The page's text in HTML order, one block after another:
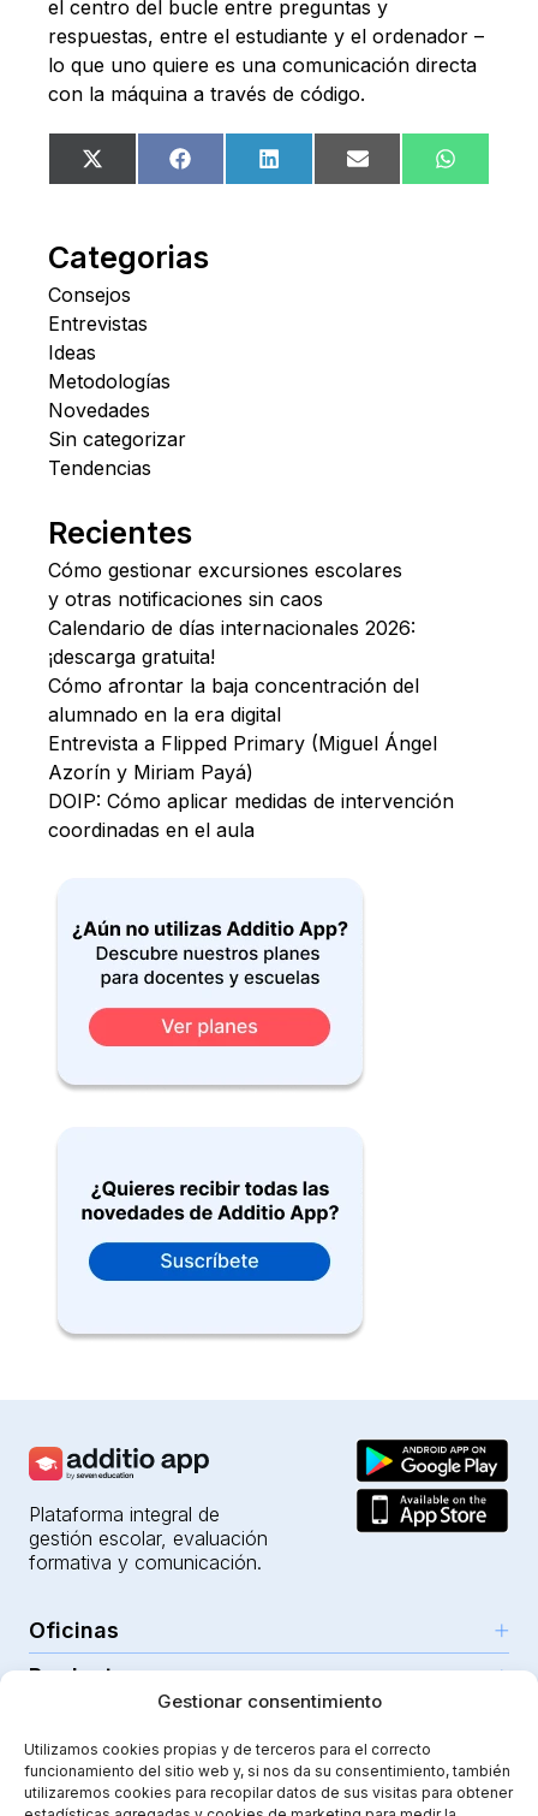
Gestionar consentimiento
Utilizamos cookies propias y de terceros para el correcto
funcionamiento del sitio web y, si nos da su consentimiento, también
utilizaremos cookies para recopilar datos de sus visitas para obtener
el centro del bucle entre preguntas y
respuestas, entre el estudiante y el ordenador –
lo que uno quiere es una comunicación directa
con la máquina a través de código.
Compartir
en
X
(Twitter)
Compartir
en
FacebookCompartir
en
LinkedIn Compartir
en
Email
en
Categorias
Consejos
Entrevistas
Ideas
Metodologías
Novedades
Sin categorizar
Tendencias
Recientes
Cómo gestionar excursiones escolares
y otras notificaciones sin caos
Calendario de días internacionales 2026:
¡descarga gratuita!
Cómo afrontar la baja concentración del
alumnado en la era digital
Entrevista a Flipped Primary (Miguel Ángel
Azorín y Miriam Payá)
DOIP: Cómo aplicar medidas de intervención
coordinadas en el aula
Plataforma integral de
gestión escolar, evaluación
formativa y comunicación.
Oficinas
C/Emili Grahit, 91
Edifici Monturiol
Productos
Para docentes
Para centros públicos
Funcionalidades
Seguridad